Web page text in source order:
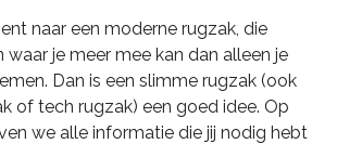
naar een moderne rugzak, die
waar je meer mee kan dan alleen je
Dan is een slimme rugzak (ook
of tech rugzak) een goed idee. Op
we alle informatie die jij nodig hebt